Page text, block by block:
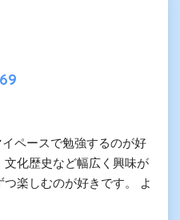
ペースで勉強するのが好
文化歴史など幅広く興味が
楽しむのが好きです。 よ